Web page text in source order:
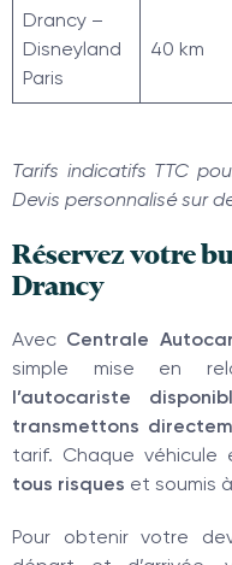
Drancy –
Disneyland
Paris
40 km
Tarifs indicatifs TTC
Devis personnalisé sur
Réservez votre
Drancy
Avec Centrale Autocar
simple mise en
l’autocariste
transmettons
tarif. Chaque
tous risques et soumis
Pour obtenir votre